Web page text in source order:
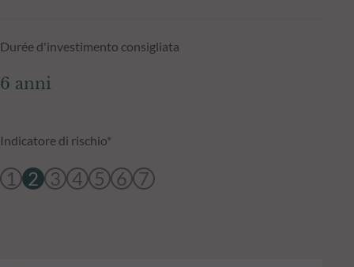
Durée d'investimento consigliata
6 anni
Indicatore di rischio*
1 2 3 4 5 6 7